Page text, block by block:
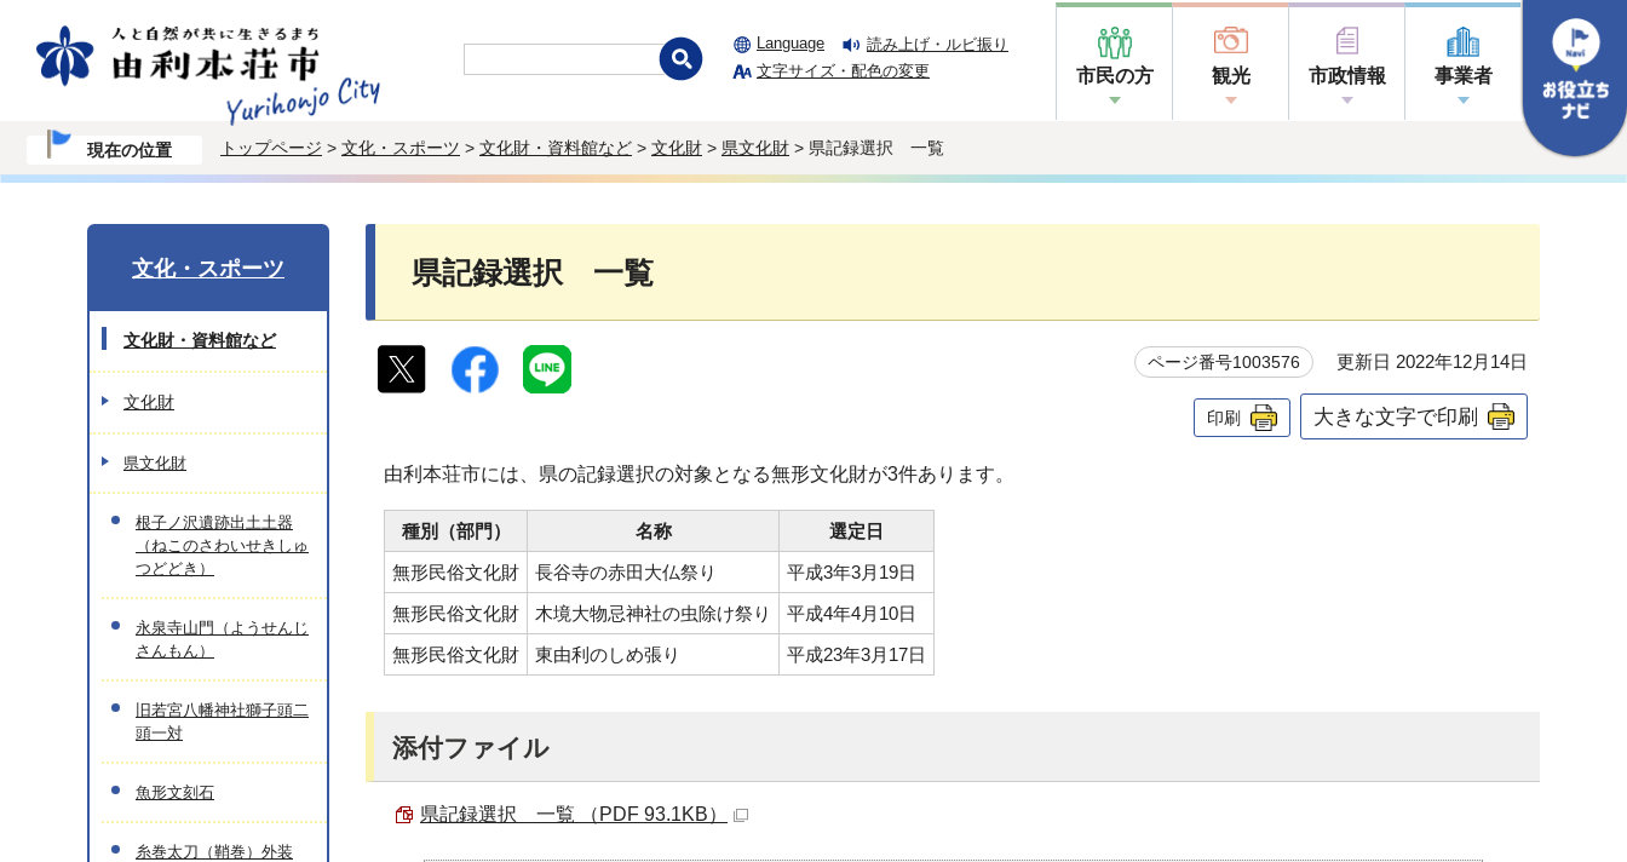
Language
読み上げ・ルビ振り
文字サイズ・配色の変更
市民の方 観光 市政情報 事業者
現在の位置 トップページ > 文化・スポーツ > 文化財・資料館など > 文化財 > 県文化財 > 県記録選択 一覧
県記録選択 一覧
ページ番号1003576 更新日 2022年12月14日
印刷 大きな文字で印刷
由利本荘市には、県の記録選択の対象となる無形文化財が3件あります。
種別（部門） 名称
選定日
無形民俗文化財
長谷寺の赤田大仏祭り
平成3年3月19日
無形民俗文化財
木境大物忌神社の虫除け祭り
平成4年4月10日
無形民俗文化財
東由利のしめ張り 平成23年3月17日
添付ファイル
県記録選択 一覧 （PDF 93.1KB）
文化・スポーツ
文化財・資料館など
文化財
県文化財
根子ノ沢遺跡出土土器
（ねこのさわいせきしゅ
つどどき）
永泉寺山門（ようせんじ
さんもん）
旧若宮八幡神社獅子頭二
頭一対
魚形文刻石
糸巻太刀（鞘巻）外装